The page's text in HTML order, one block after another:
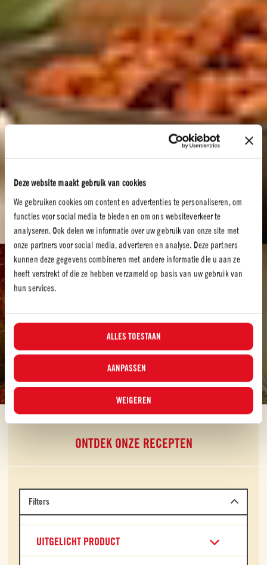
Deze website maakt gebruik van cookies
We gebruiken cookies om content en advertenties te personaliseren, om
functies voor social media te bieden en om ons websiteverkeer te
analyseren. Ook delen we informatie over uw gebruik van onze site met
onze partners voor social media, adverteren en analyse. Deze partners
kunnen deze gegevens combineren met andere informatie die u aan ze
heeft verstrekt of die ze hebben verzameld op basis van uw gebruik van
hun services.
ALLES TOESTAAN
AANPASSEN
WEIGEREN
Recepten
Laten we iets lekkers maken! Bekijk onze recepten en ontdek uw eigen
nieuwe favoriet.
Laten we beginnen met koken…
ONTDEK ONZE RECEPTEN
Filters
UITGELICHT PRODUCT